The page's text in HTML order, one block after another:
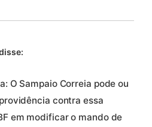
O Sampaio Correia pode ou
contra essa
em modificar o mando de